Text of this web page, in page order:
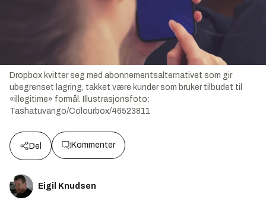
Dropbox kvitter seg med abonnementsalternativet som gir
ubegrenset lagring, takket være kunder som bruker tilbudet til
«illegitime» formål.
Illustrasjonsfoto:
Tashatuvango/Colourbox/46523811
Del Kommenter
Eigil Knudsen